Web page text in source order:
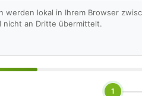
werden lokal in Ihrem Browser
nicht an Dritte übermittelt.
1